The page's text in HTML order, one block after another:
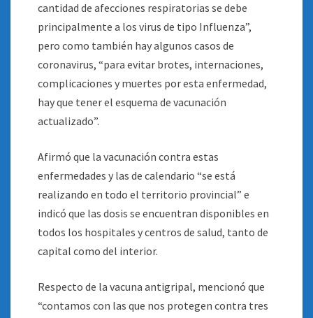
cantidad de afecciones respiratorias se debe
principalmente a los virus de tipo Influenza”,
pero como también hay algunos casos de
coronavirus, “para evitar brotes, internaciones,
complicaciones y muertes por esta enfermedad,
hay que tener el esquema de vacunación
actualizado”.
Afirmó que la vacunación contra estas
enfermedades y las de calendario “se está
realizando en todo el territorio provincial” e
indicó que las dosis se encuentran disponibles en
todos los hospitales y centros de salud, tanto de
capital como del interior.
Respecto de la vacuna antigripal, mencionó que
“contamos con las que nos protegen contra tres